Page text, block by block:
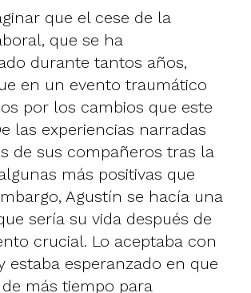
que el cese de la
que se ha
durante tantos años,
en un evento traumático
por los cambios que este
las experiencias narradas
de sus compañeros tras la
más positivas que
Agustín se hacía una
sería su vida después de
crucial. Lo aceptaba con
estaba esperanzado en que
más tiempo para